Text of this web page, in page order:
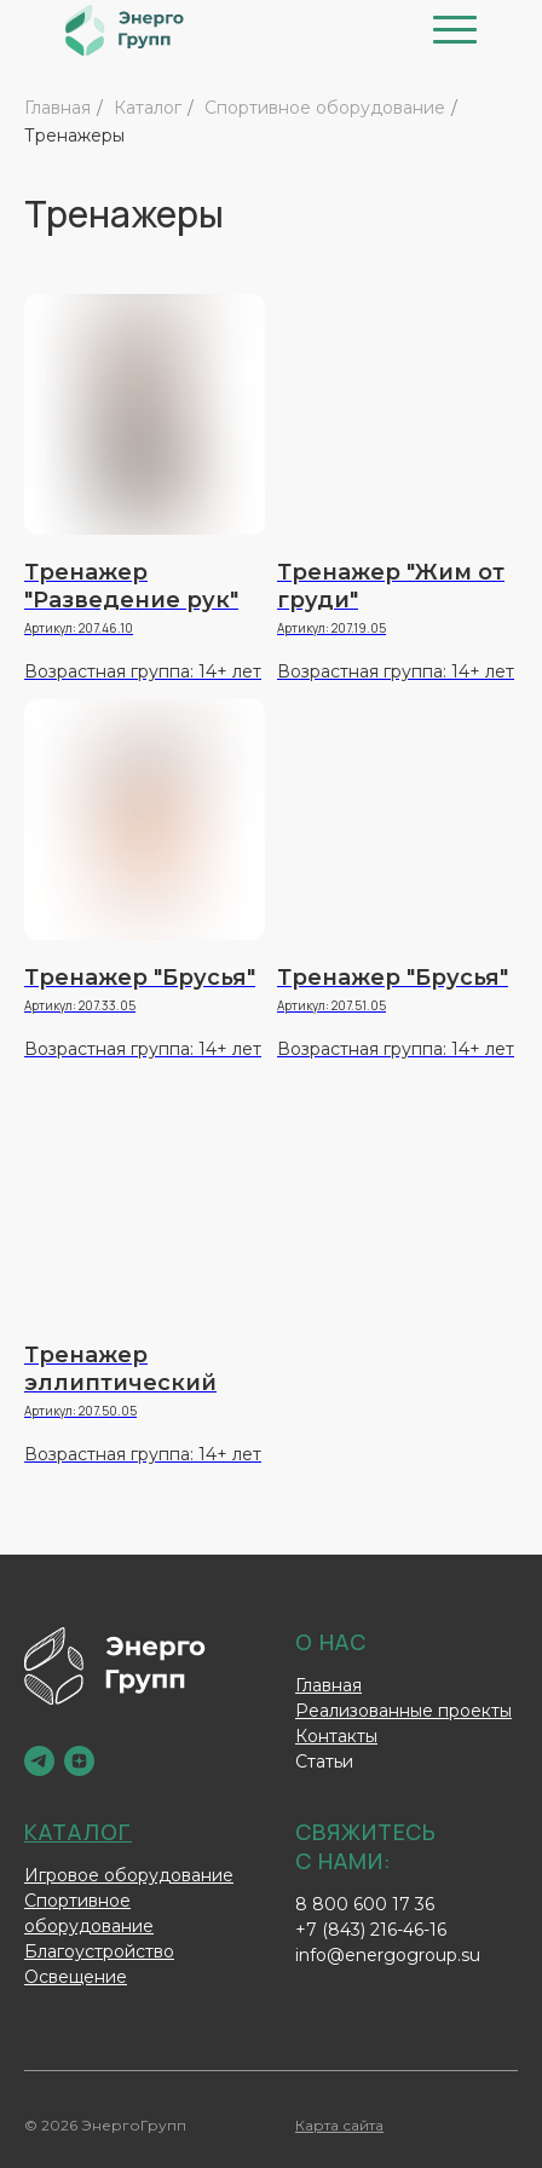
Главная / Каталог / Спортивное оборудование /
Тренажеры
Тренажеры
Тренажер
"Разведение рук"
Артикул: 207.46.10
Возрастная группа: 14+ лет
Тренажер "Жим от
груди"
Артикул: 207.19.05
Возрастная группа: 14+ лет
Тренажер "Брусья"
Артикул: 207.33.05
Возрастная группа: 14+ лет
Тренажер "Брусья"
Артикул: 207.51.05
Возрастная группа: 14+ лет
Тренажер
эллиптический
Артикул: 207.50.05
Возрастная группа: 14+ лет
О НАС
Главная
Реализованные проекты
Контакты
Статьи
КАТАЛОГ
Игровое оборудование
Спортивное
оборудование
Благоустройство
Освещение
СВЯЖИТЕСЬ
С НАМИ:
8 800 600 17 36
+7 (843) 216-46-16
info@energogroup.su
© 2026 ЭнергоГрупп Карта сайта